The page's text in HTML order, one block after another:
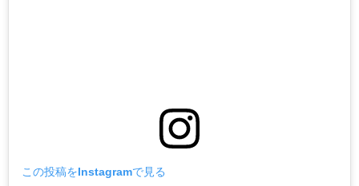
この投稿をInstagramで見る